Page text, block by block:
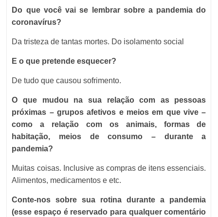
Do que você vai se lembrar sobre a pandemia do
coronavírus?
Da tristeza de tantas mortes. Do isolamento social
E o que pretende esquecer?
De tudo que causou sofrimento.
O que mudou na sua relação com as pessoas
próximas – grupos afetivos e meios em que vive –
como a relação com os animais, formas de
habitação, meios de consumo – durante a
pandemia?
Muitas coisas. Inclusive as compras de itens essenciais.
Alimentos, medicamentos e etc.
Conte-nos sobre sua rotina durante a pandemia
(esse espaço é reservado para qualquer comentário